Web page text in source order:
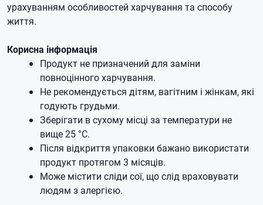
урахуванням особливостей харчування та способу
життя.
Корисна інформація
Продукт не призначений для заміни
повноцінного харчування.
Не рекомендується дітям, вагітним і жінкам, які
годують грудьми.
Зберігати в сухому місці за температури не
вище 25 °C.
Після відкриття упаковки бажано використати
продукт протягом 3 місяців.
Може містити сліди сої, що слід враховувати
людям з алергією.